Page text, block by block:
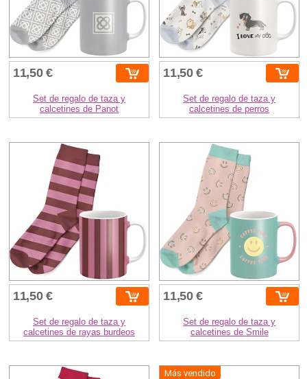
11,50 €
Set de regalo de taza y
calcetines de Panot
11,50 €
Set de regalo de taza y
calcetines de perros
11,50 €
Set de regalo de taza y
calcetines de rayas burdeos
11,50 €
Set de regalo de taza y
calcetines de Smile
Más vendido